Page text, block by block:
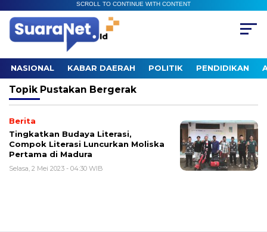
SCROLL TO CONTINUE WITH CONTENT
NASIONAL KABAR DAERAH POLITIK PENDIDIKAN
Topik Pustakan Bergerak
Berita
Tingkatkan Budaya Literasi,
Compok Literasi Luncurkan Moliska
Pertama di Madura
Selasa, 2 Mei 2023 - 04:30 WIB